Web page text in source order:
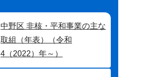
中野区 非核・平和事業の主な
取組（年表）（令和
4（2022）年～）